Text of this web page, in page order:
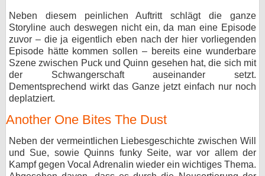
Neben diesem peinlichen Auftritt schlägt die ganze
Storyline auch deswegen nicht ein, da man eine Episode
zuvor – die ja eigentlich eben nach der hier vorliegenden
Episode hätte kommen sollen – bereits eine wunderbare
Szene zwischen Puck und Quinn gesehen hat, die sich mit
der Schwangerschaft auseinander setzt.
Dementsprechend wirkt das Ganze jetzt einfach nur noch
deplatziert.
Another One Bites The Dust
Neben der vermeintlichen Liebesgeschichte zwischen Will
und Sue, sowie Quinns funky Seite, war vor allem der
Kampf gegen Vocal Adrenalin wieder ein wichtiges Thema.